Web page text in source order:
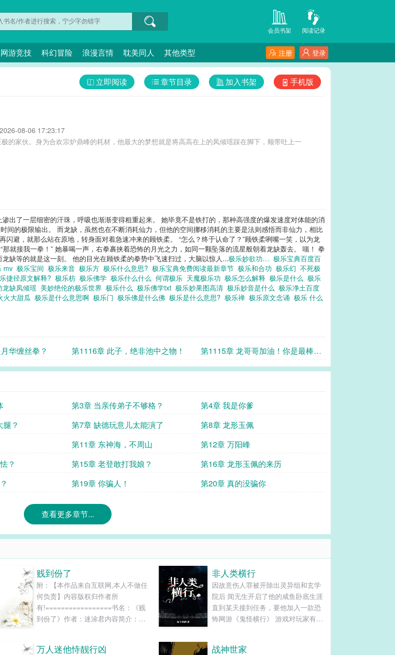
阅读记录
会员书架
网游竞技 科幻冒险 浪漫言情 耽美同人 其他类型 登录
注册
手机版
加入书架
章节目录
立即阅读
08-06 17:23:17
的家伙。身为合欢宗炉鼎峰的耗材，他最大的梦想就是将高高在上的凤倾瑶踩在脚下，顺带吐上一
出了一层细密的汗珠，呼吸也渐渐变得粗重起来。 她毕竟不是铁打的，那种高强度的爆发速度对体能的消
间的极限输出。 而龙缺，虽然也在不断消耗仙力，但他的空间挪移消耗的主要是法则感悟而非仙力，相比
避，就那么站在原地，转身面对着急速冲来的顾铁柔。 “怎么？终于认命了？”顾铁柔咧嘴一笑，以为龙
就接我一拳！” 她暴喝一声，右拳裹挟着恐怖的月光之力，如同一颗坠落的流星般朝着龙缺轰去。 嗤！ 拳
缺等的就是这一刻。 他的目光在顾铁柔的拳势中飞速扫过，大脑以惊人...极乐妙欲功… 极乐宝典百度百
mv 极乐宝间 极乐来音 极乐方 极乐什么意思? 极乐宝典免费阅读最新章节 极乐和合功 极乐幻 不死极
捷径原文解释? 极乐枋 极乐佛学 极乐什么什么 何谓极乐 天魔极乐功 极乐怎么解释 极乐是什么 极乐
龙缺凤倾瑶 美妙绝伦的极乐世界 极乐什么 极乐佛学txt 极乐妙果图高清 极乐妙音是什么 极乐净土百度
火大甜瓜 极乐是什么意思啊 极乐门 极乐佛是什么佛 极乐是什么意思? 极乐禅 极乐原文念诵 极乐 什么
华缠丝拳？ 第1116章 此子，绝非池中之物！
第1115章 龙哥哥加油！你是最棒
的！
第3章 当亲传弟子不够格？
第4章 我是你爹
？ 第7章 缺德玩意儿太能演了
第8章 龙形玉佩
第11章 东神海，不周山
第12章 万阳峰
？ 第15章 老登敢打我娘？
第16章 龙形玉佩的来历
第19章 你骗人！ 第20章 真的没骗你
查看更多章节...
贱到份了
附：【本作品来自互联网,本人不做任
何负责】内容版权归作者所
有!=================书名：《贱
到份了》作者：迷涂君内容简介：又
是在一次朋友的朋友的婚礼上，偶然
非人类横行
因故意伤人罪被开除出灵异组和玄学
院后 闻无生开启了他的咸鱼卧底生涯
直到某天接到任务，要他加入一款恐
怖网游《鬼怪横行》 游戏对玩家有要
玩家可以按照游戏名次获得对应榜单
万人迷他恃靓行凶 战神世家